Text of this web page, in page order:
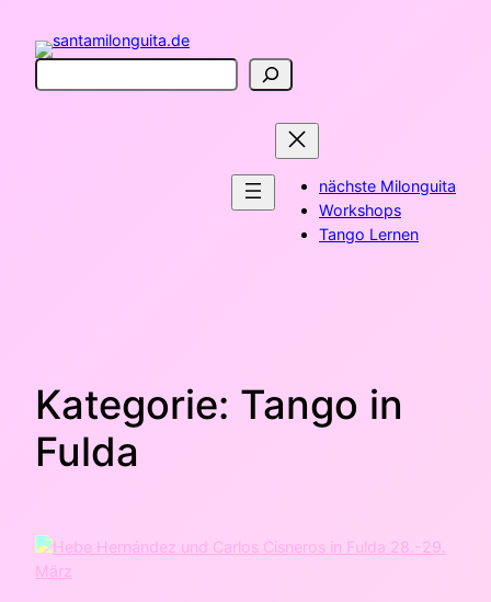
Inhalt
springen
Suchen
nächste Milonguita
Workshops
Tango Lernen
Kategorie: Tango in
Fulda